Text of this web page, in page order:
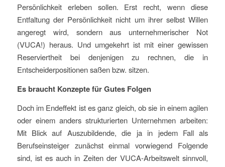
Persönlichkeit erleben sollen. Erst recht, wenn diese
Entfaltung der Persönlichkeit nicht um ihrer selbst Willen
angeregt wird, sondern aus unternehmerischer Not
(VUCA!) heraus. Und umgekehrt ist mit einer gewissen
Reserviertheit bei denjenigen zu rechnen, die in
Entscheiderpositionen saßen bzw. sitzen.
Es braucht Konzepte für Gutes Folgen
Doch im Endeffekt ist es ganz gleich, ob sie in einem agilen
oder einem anders strukturierten Unternehmen arbeiten:
Mit Blick auf Auszubildende, die ja in jedem Fall als
Berufseinsteiger zunächst einmal vorwiegend Folgende
sind, ist es auch in Zeiten der VUCA-Arbeitswelt sinnvoll,